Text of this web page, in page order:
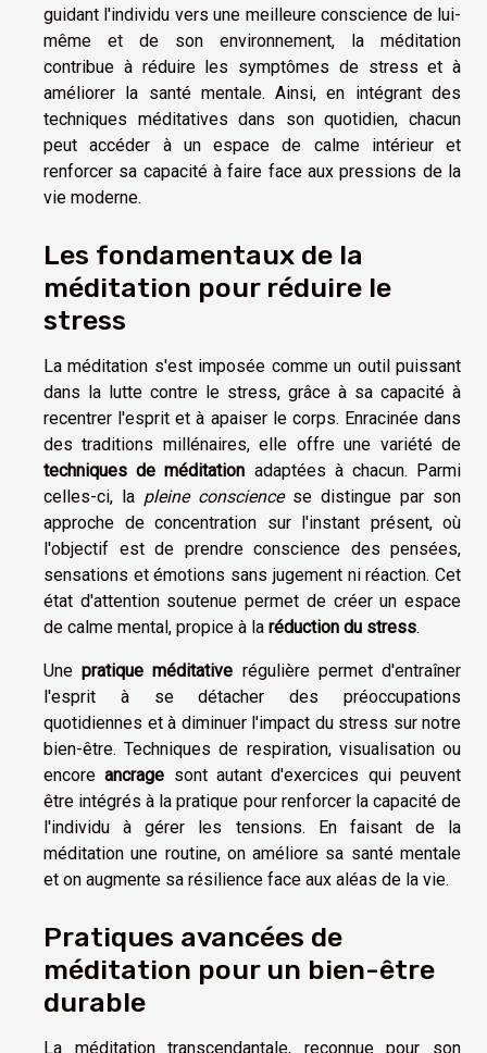
guidant l'individu vers une meilleure conscience de lui-
même et de son environnement, la méditation
contribue à réduire les symptômes de stress et à
améliorer la santé mentale. Ainsi, en intégrant des
techniques méditatives dans son quotidien, chacun
peut accéder à un espace de calme intérieur et
renforcer sa capacité à faire face aux pressions de la
vie moderne.
Les fondamentaux de la
méditation pour réduire le
stress
La méditation s'est imposée comme un outil puissant
dans la lutte contre le stress, grâce à sa capacité à
recentrer l'esprit et à apaiser le corps. Enracinée dans
des traditions millénaires, elle offre une variété de
techniques de méditation adaptées à chacun. Parmi
celles-ci, la pleine consciencese distingue par son
approche de concentration sur l'instant présent, où
l'objectif est de prendre conscience des pensées,
sensations et émotions sans jugement ni réaction. Cet
état d'attention soutenue permet de créer un espace
de calme mental, propice à la réduction du stress.
Unepratique méditative régulière permet d'entraîner
l'esprit à se détacher des préoccupations
quotidiennes et à diminuer l'impact du stress sur notre
bien-être. Techniques de respiration, visualisation ou
encoreancrage sont autant d'exercices qui peuvent
être intégrés à la pratique pour renforcer la capacité de
l'individu à gérer les tensions. En faisant de la
méditation une routine, on améliore sa santé mentale
et on augmente sa résilience face aux aléas de la vie.
Pratiques avancées de
méditation pour un bien-être
durable
La méditation transcendantale, reconnue pour son